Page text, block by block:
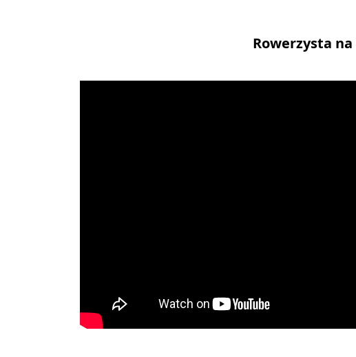
Rowerzysta